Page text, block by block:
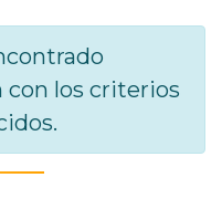
con los criterios